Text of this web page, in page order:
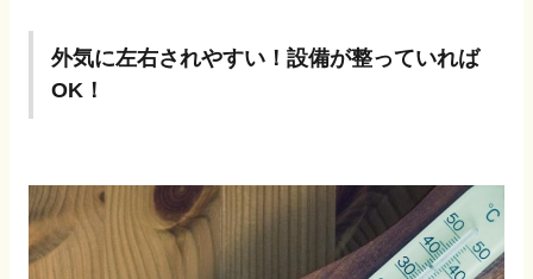
外気に左右されやすい！設備が整っていれば
OK！